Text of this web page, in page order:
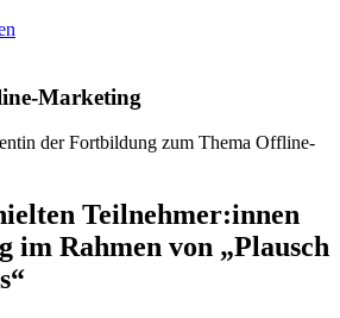
Marketing
Teilnehmer:innen
im Rahmen von „Plausch